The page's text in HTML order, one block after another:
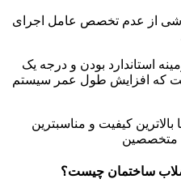
ناشی از عدم تخصص عامل اجرای
استاندارد بودن و درجه یک
که افزایش طول عمر سیستم
کیفیت و مناسبترین
ساختمان چیست؟